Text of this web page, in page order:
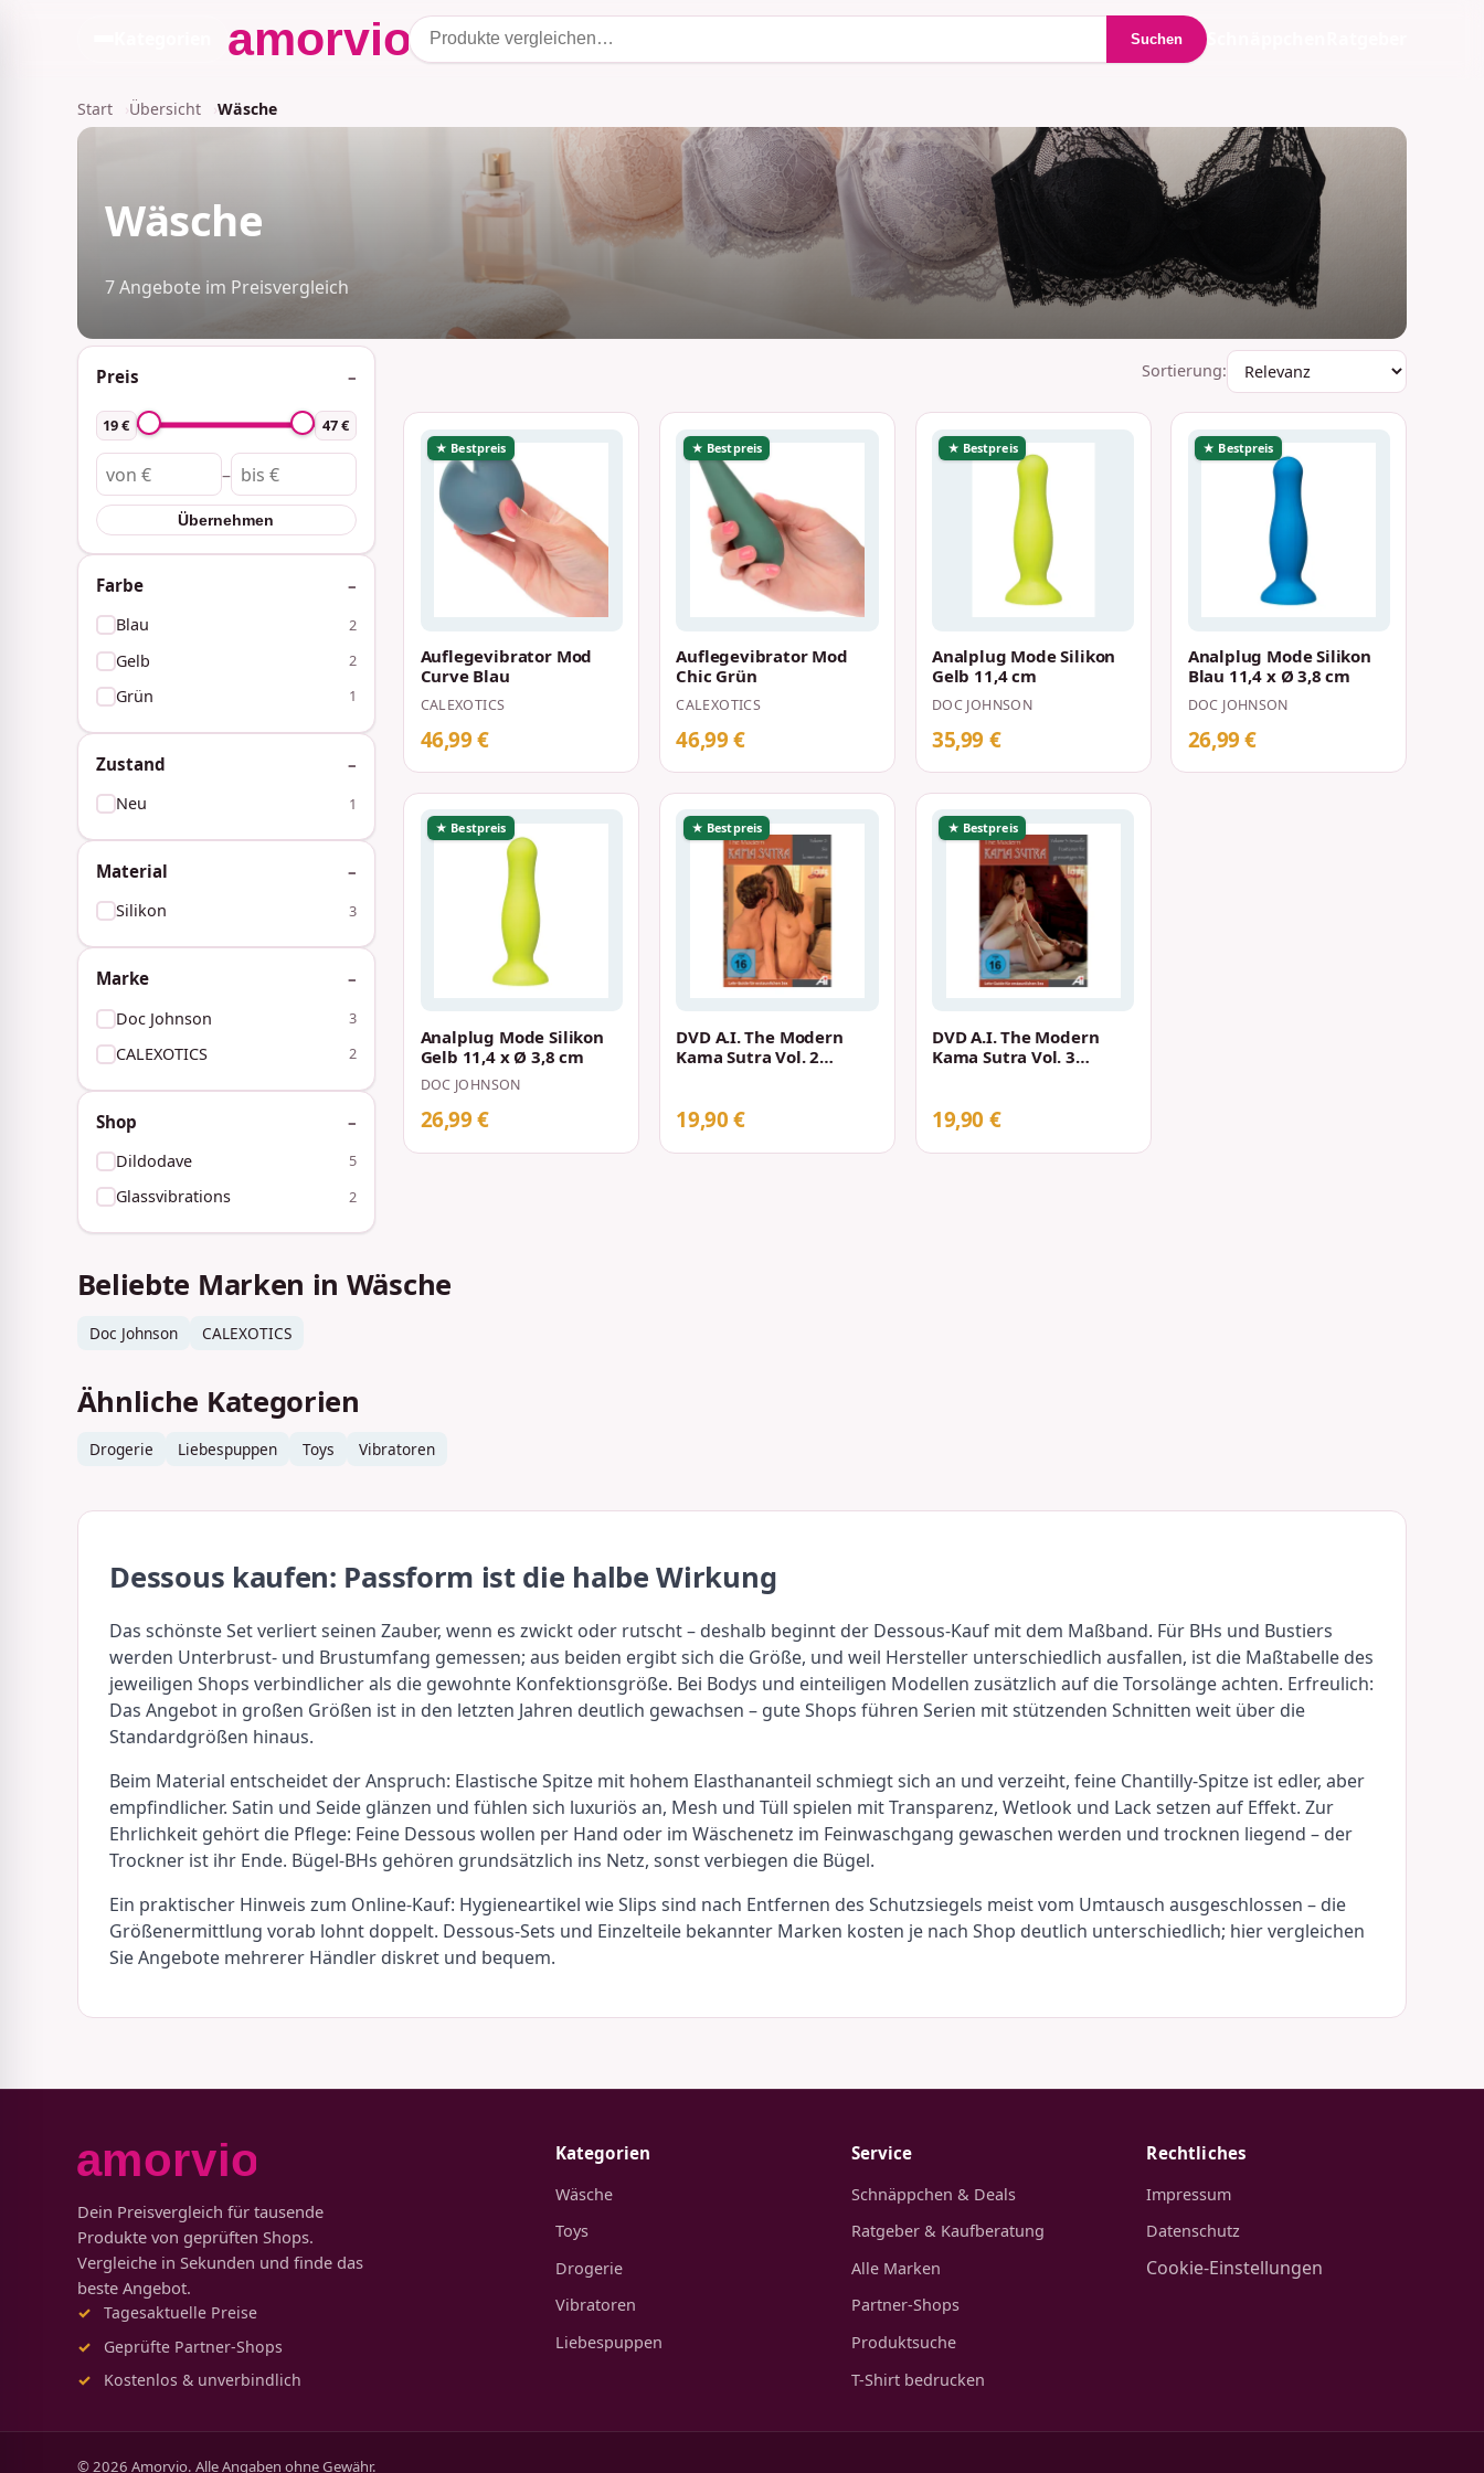
Suchen
Start Übersicht Wäsche
Wäsche
7 Angebote im Preisvergleich
Preis
19 € 47 €
–
Übernehmen
Farbe
Blau 2
Gelb 2
Grün 1
Zustand
Neu 1
Material
Silikon 3
Marke
Doc Johnson 3
CALEXOTICS 2
Shop
Dildodave 5
Glassvibrations 2
Sortierung:
★ Bestpreis
Auflegevibrator Mod
Curve Blau
CALEXOTICS
46,99 €
★ Bestpreis
Auflegevibrator Mod
Chic Grün
CALEXOTICS
46,99 €
★ Bestpreis
Analplug Mode Silikon
Gelb 11,4 cm
DOC JOHNSON
35,99 €
★ Bestpreis
Analplug Mode Silikon
Blau 11,4 x Ø 3,8 cm
DOC JOHNSON
26,99 €
★ Bestpreis
Analplug Mode Silikon
Gelb 11,4 x Ø 3,8 cm
DOC JOHNSON
26,99 €
★ Bestpreis
DVD A.I. The Modern
Kama Sutra Vol. 2
19,90 €
★ Bestpreis
DVD A.I. The Modern
Kama Sutra Vol. 3
19,90 €
Beliebte Marken in Wäsche
Doc Johnson CALEXOTICS
Ähnliche Kategorien
Drogerie Liebespuppen Toys Vibratoren
Dessous kaufen: Passform ist die halbe Wirkung
Das schönste Set verliert seinen Zauber, wenn es zwickt oder rutscht – deshalb beginnt der Dessous-Kauf mit dem Maßband. Für BHs und Bustiers
werden Unterbrust- und Brustumfang gemessen; aus beiden ergibt sich die Größe, und weil Hersteller unterschiedlich ausfallen, ist die Maßtabelle des
jeweiligen Shops verbindlicher als die gewohnte Konfektionsgröße. Bei Bodys und einteiligen Modellen zusätzlich auf die Torsolänge achten. Erfreulich:
Das Angebot in großen Größen ist in den letzten Jahren deutlich gewachsen – gute Shops führen Serien mit stützenden Schnitten weit über die
Standardgrößen hinaus.
Beim Material entscheidet der Anspruch: Elastische Spitze mit hohem Elasthananteil schmiegt sich an und verzeiht, feine Chantilly-Spitze ist edler, aber
empfindlicher. Satin und Seide glänzen und fühlen sich luxuriös an, Mesh und Tüll spielen mit Transparenz, Wetlook und Lack setzen auf Effekt. Zur
Ehrlichkeit gehört die Pflege: Feine Dessous wollen per Hand oder im Wäschenetz im Feinwaschgang gewaschen werden und trocknen liegend – der
Trockner ist ihr Ende. Bügel-BHs gehören grundsätzlich ins Netz, sonst verbiegen die Bügel.
Ein praktischer Hinweis zum Online-Kauf: Hygieneartikel wie Slips sind nach Entfernen des Schutzsiegels meist vom Umtausch ausgeschlossen – die
Größenermittlung vorab lohnt doppelt. Dessous-Sets und Einzelteile bekannter Marken kosten je nach Shop deutlich unterschiedlich; hier vergleichen
Sie Angebote mehrerer Händler diskret und bequem.
Dein Preisvergleich für tausende
Produkte von geprüften Shops.
Vergleiche in Sekunden und finde das
beste Angebot.
Tagesaktuelle Preise
Geprüfte Partner-Shops
Kostenlos & unverbindlich
Kategorien
Wäsche
Toys
Drogerie
Vibratoren
Liebespuppen
Service
Schnäppchen & Deals
Ratgeber & Kaufberatung
Alle Marken
Partner-Shops
Produktsuche
T-Shirt bedrucken
Rechtliches
Impressum
Datenschutz
Cookie-Einstellungen
© 2026 Amorvio. Alle Angaben ohne Gewähr.